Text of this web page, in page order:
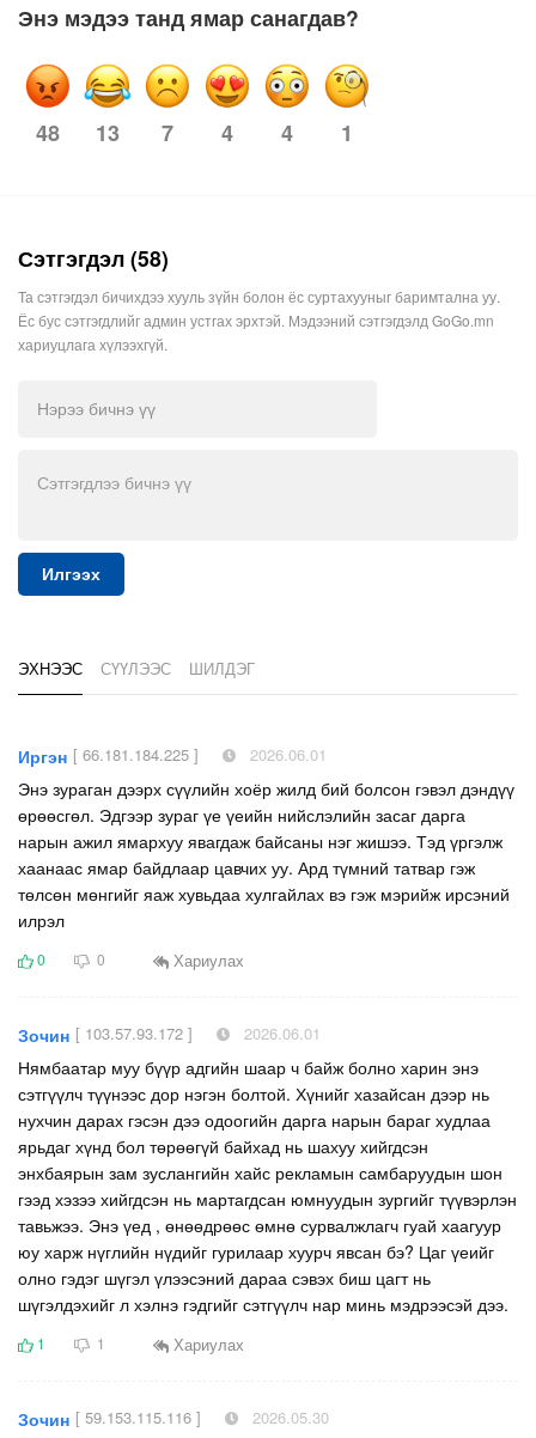
Энэ мэдээ танд ямар санагдав?
48 13 7 4 4 1
Сэтгэгдэл (58)
Та сэтгэгдэл бичихдээ хууль зүйн болон ёс суртахууныг баримтална уу.
Ёс бус сэтгэгдлийг админ устгах эрхтэй. Мэдээний сэтгэгдэлд GoGo.mn
хариуцлага хүлээхгүй.
Илгээх
ЭХНЭЭС СҮҮЛЭЭС ШИЛДЭГ
Иргэн [ 66.181.184.225 ] 2026.06.01
Энэ зураган дээрх сүүлийн хоёр жилд бий болсон гэвэл дэндүү
өрөөсгөл. Эдгээр зураг үе үеийн нийслэлийн засаг дарга
нарын ажил ямархуу явагдаж байсаны нэг жишээ. Тэд үргэлж
хаанаас ямар байдлаар цавчих уу. Ард түмний татвар гэж
төлсөн мөнгийг яаж хувьдаа хулгайлах вэ гэж мэрийж ирсэний
илрэл
0 0 Хариулах
Зочин [ 103.57.93.172 ] 2026.06.01
Нямбаатар муу бүүр адгийн шаар ч байж болно харин энэ
сэтгүүлч түүнээс дор нэгэн болтой. Хүнийг хазайсан дээр нь
нухчин дарах гэсэн дээ одоогийн дарга нарын бараг худлаа
ярьдаг хүнд бол төрөөгүй байхад нь шахуу хийгдсэн
энхбаярын зам зуслангийн хайс рекламын самбаруудын шон
гээд хэзээ хийгдсэн нь мартагдсан юмнуудын зургийг түүвэрлэн
тавьжээ. Энэ үед , өнөөдрөөс өмнө сурвалжлагч гуай хаагуур
юу харж нүглийн нүдийг гурилаар хуурч явсан бэ? Цаг үеийг
олно гэдэг шүгэл үлээсэний дараа сэвэх биш цагт нь
шүгэлдэхийг л хэлнэ гэдгийг сэтгүүлч нар минь мэдрээсэй дээ.
1 1 Хариулах
Зочин [ 59.153.115.116 ] 2026.05.30